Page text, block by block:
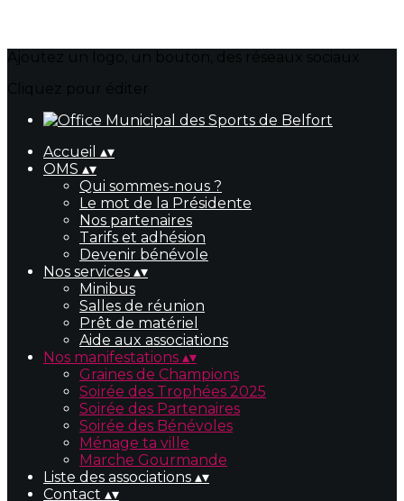
Accueil ▴▾
OMS ▴▾
Qui sommes-nous ?
Le mot de la Présidente
Nos partenaires
Tarifs et adhésion
Devenir bénévole
Nos services ▴▾
Minibus
Salles de réunion
Prêt de matériel
Aide aux associations
Nos manifestations ▴▾
Graines de Champions
Soirée des Trophées 2025
Soirée des Partenaires
Soirée des Bénévoles
Ménage ta ville
Marche Gourmande
Liste des associations ▴▾
Contact ▴▾